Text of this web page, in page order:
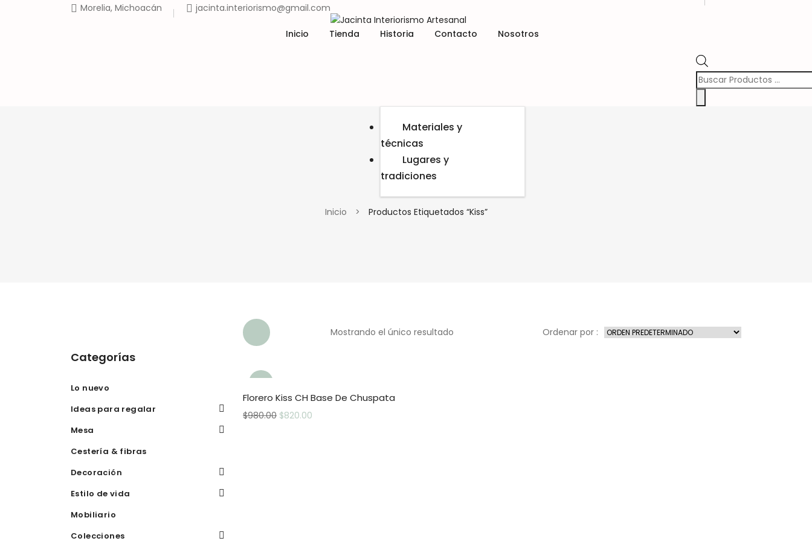
Morelia, Michoacán jacinta.interiorismo@gmail.com
Inicio Tienda Historia
Materiales y
técnicas
Lugares y
tradiciones
Contacto Nosotros
Búsqueda
de
Productos
Kiss
Inicio > Productos Etiquetados “kiss”
Mostrando el único resultado Ordenar por :
¡Ofert
Florero Kiss CH Base De Chuspata
$980.00 $820.00
Categorías
Lo nuevo
Ideas para regalar
Mesa
Cestería & fibras
Decoración
Estilo de vida
Mobiliario
Colecciones